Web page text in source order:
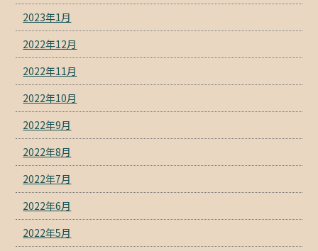
2023年1月
2022年12月
2022年11月
2022年10月
2022年9月
2022年8月
2022年7月
2022年6月
2022年5月